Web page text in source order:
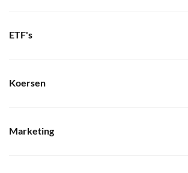
ETF's
Koersen
Marketing